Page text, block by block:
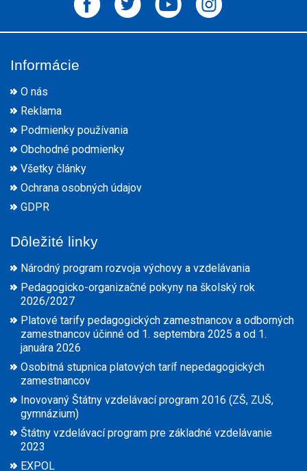
Informácie
O nás
Reklama
Podmienky používania
Obchodné podmienky
Všetky články
Ochrana osobných údajov
GDPR
Dôležité linky
Národný program rozvoja výchovy a vzdelávania
Pedagogicko-organizačné pokyny na školský rok
2026/2027
Platové tarify pedagogických zamestnancov a odborných
zamestnancov účinné od 1. septembra 2025 a od 1.
januára 2026
Osobitná stupnica platových taríf nepedagogických
zamestnancov
Inovovaný Štátny vzdelávací program 2016 (ZŠ, ZUŠ,
gymnázium)
Štátny vzdelávací program pre základné vzdelávanie
2023
EXPOL